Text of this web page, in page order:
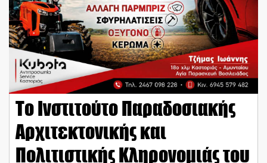
Το Ινστιτούτο Παραδοσιακής
Αρχιτεκτονικής και
Πολιτιστικής Κληρονομιάς του